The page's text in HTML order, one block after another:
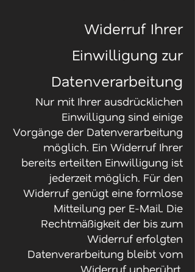
Widerruf Ihrer
Einwilligung zur
Datenverarbeitung
Nur mit Ihrer ausdrücklichen
Einwilligung sind einige
Vorgänge der Datenverarbeitung
möglich. Ein Widerruf Ihrer
bereits erteilten Einwilligung ist
jederzeit möglich. Für den
Widerruf genügt eine formlose
Mitteilung per E-Mail. Die
Rechtmäßigkeit der bis zum
Widerruf erfolgten
Datenverarbeitung bleibt vom
Widerruf unberührt.